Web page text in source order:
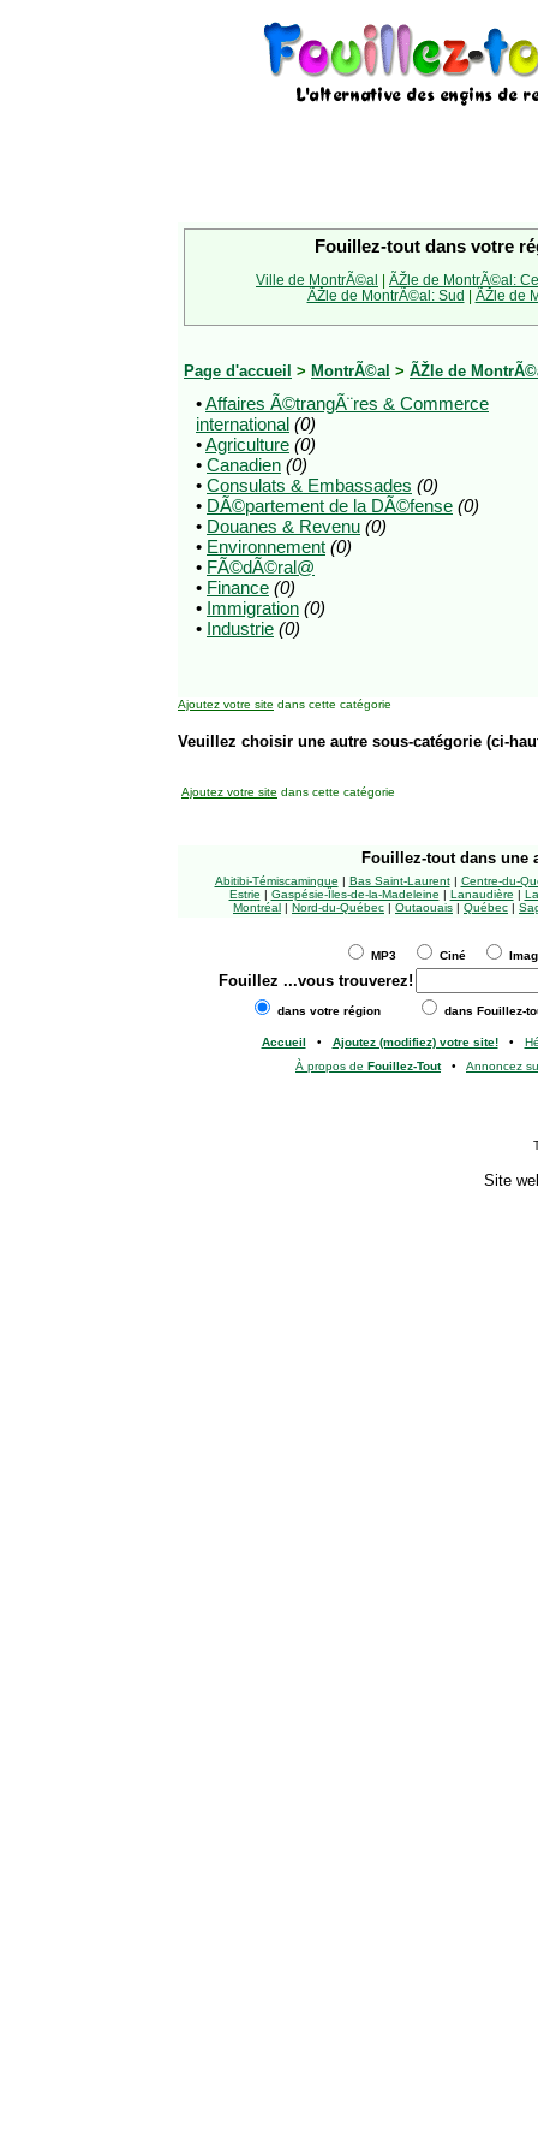
Fouillez-tout dans votre
Ville de MontrÃ©al | ÃŽle de MontrÃ©al:
ÃŽle de MontrÃ©al: Sud | ÃŽle de
Page d'accueil > MontrÃ©al > ÃŽle de
•Affaires Ã©trangÃ¨res & Commerce
international (0)
•Agriculture (0)
• Canadien (0)
• Consulats & Embassades (0)
• DÃ©partement de la DÃ©fense (0)
• Douanes & Revenu (0)
• Environnement (0)
• FÃ©dÃ©ral@
• Finance (0)
• Immigration (0)
• Industrie (0)
Ajoutez votre site dans cette catégorie
Veuillez choisir une autre sous-catégorie (ci-
Ajoutez votre site dans cette catégorie
Fouillez-tout dans une
Abitibi-Témiscamingue | Bas Saint-Laurent| Centre-du-
Estrie | Gaspésie-Îles-de-la-Madeleine | Lanaudière |
Montréal | Nord-du-Québec | Outaouais | Québec |
MP3 Ciné
Fouillez ...vous trouverez!
dans votre région dans Fouillez-
Accueil • Ajoutez (modifiez) votre site!•
À propos de Fouillez-Tout• Annoncez
Site